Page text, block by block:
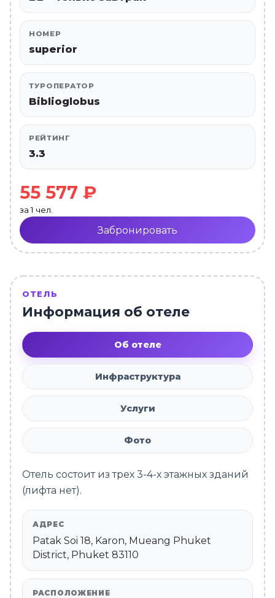
НОМЕР
superior
ТУРОПЕРАТОР
Biblioglobus
РЕЙТИНГ
3.3
55 577 ₽
за 1 чел.
Забронировать
ОТЕЛЬ
Информация об отеле
Об отеле
Инфраструктура
Услуги
Фото
Отель состоит из трех 3-4-х этажных зданий
(лифта нет).
АДРЕС
Patak Soi 18, Karon, Mueang Phuket
District, Phuket 83110
РАСПОЛОЖЕНИЕ